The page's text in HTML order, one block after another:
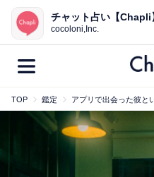
鑑定記事
最新記事一覧
人気記事一覧
チャット占い【Chapli
cocoloni,Inc.
TOP 鑑定 アプリで出会った彼と